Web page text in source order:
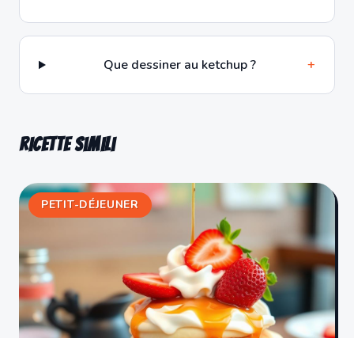
Que dessiner au ketchup ? +
Ricette simili
PETIT-DÉJEUNER